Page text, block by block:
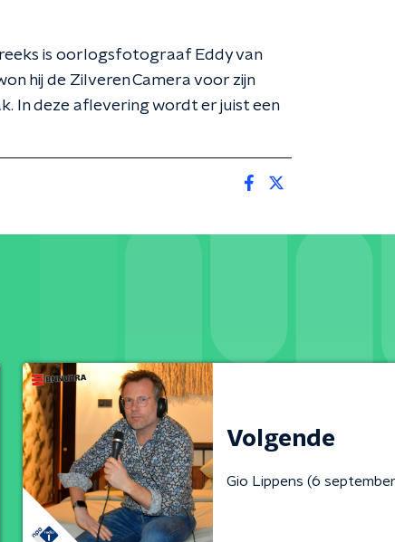
is oorlogsfotograaf Eddy van
hij de Zilveren Camera voor zijn
In deze aflevering wordt er juist een
Volgende
Gio Lippens (6